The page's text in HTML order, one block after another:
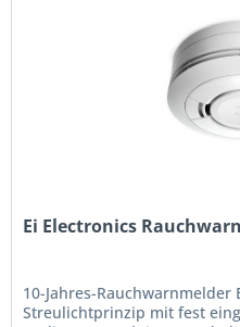
Ei Electronics
10-Jahres-Rauchwarnmelder
Streulichtprinzip mit fest